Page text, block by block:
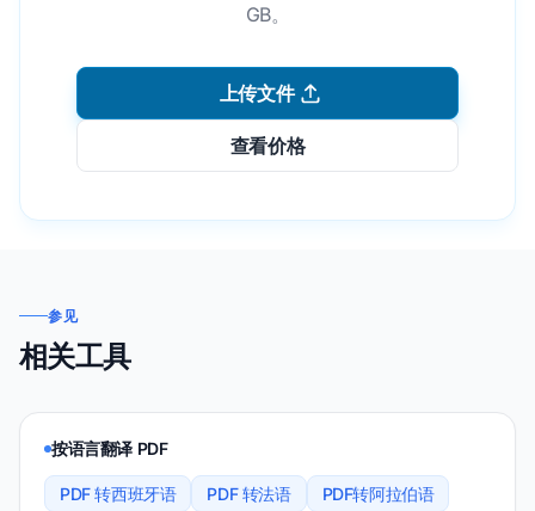
GB。
上传文件
查看价格
参见
相关工具
按语言翻译 PDF
PDF 转西班牙语 PDF 转法语
PDF转阿拉伯语